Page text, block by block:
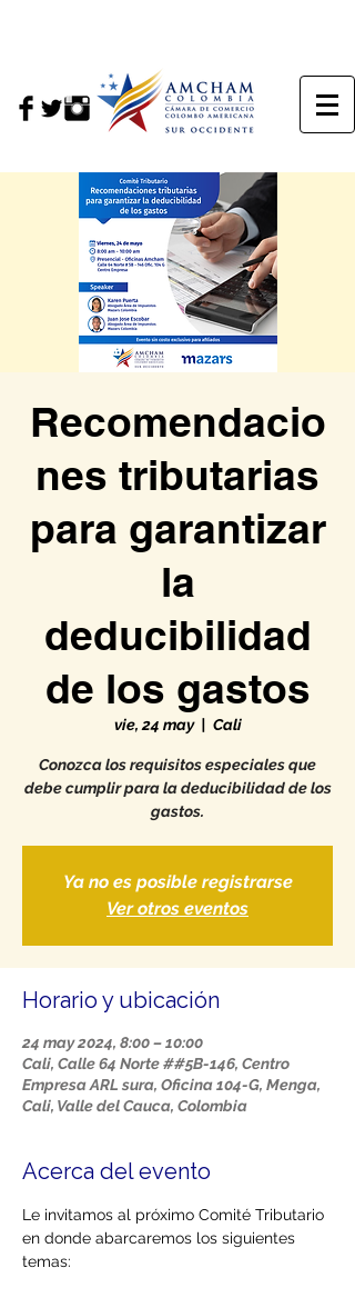
Recomendacio
nes tributarias
para garantizar
la
deducibilidad
de los gastos
vie, 24 may
  |
Cali
Conozca los requisitos especiales que
debe cumplir para la deducibilidad de los
gastos.
Ya no es posible registrarse
Ver otros eventos
Horario y ubicación
24 may 2024, 8:00 – 10:00
Cali, Calle 64 Norte ##5B-146, Centro
Empresa ARL sura, Oficina 104-G, Menga,
Cali, Valle del Cauca, Colombia
Acerca del evento
Le invitamos al próximo Comité Tributario
en donde abarcaremos los siguientes
temas: